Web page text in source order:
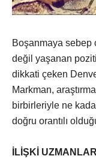
Boşanmaya sebep
değil yaşanan
dikkati çeken
Markman,
birbirleriyle ne
doğru orantılı
İLİŞKİ